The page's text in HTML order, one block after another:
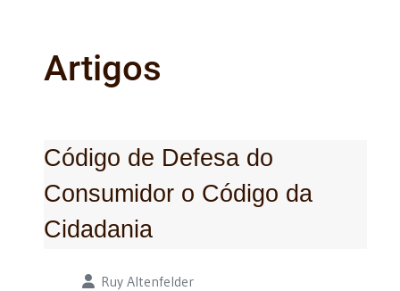
Artigos
Código de Defesa do
Consumidor o Código da
Cidadania
Detalhes Ruy Altenfelder